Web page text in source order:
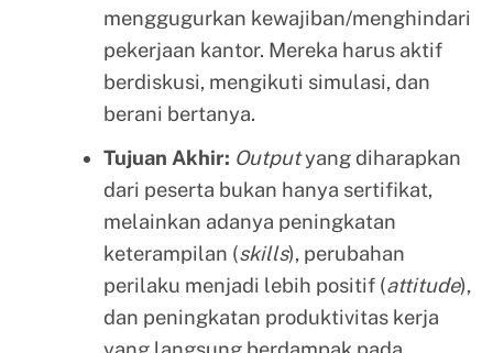
menggugurkan kewajiban/menghindari
pekerjaan kantor. Mereka harus aktif
berdiskusi, mengikuti simulasi, dan
berani bertanya.
Tujuan Akhir: Outputyang diharapkan
dari peserta bukan hanya sertifikat,
melainkan adanya peningkatan
keterampilan (skills), perubahan
perilaku menjadi lebih positif (attitude),
dan peningkatan produktivitas kerja